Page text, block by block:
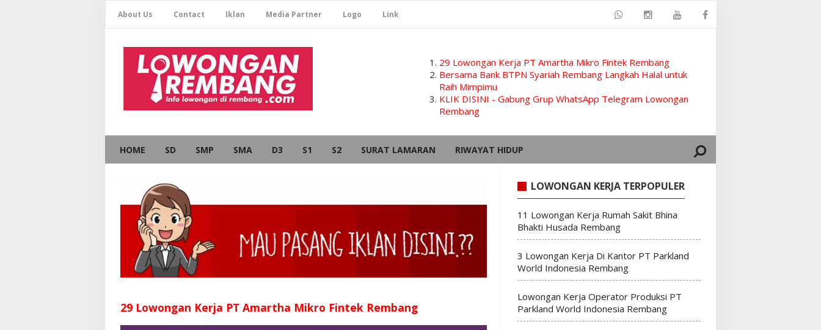
About Us Contact Iklan Media Partner Logo Link
29 Lowongan Kerja PT Amartha Mikro Fintek Rembang
Bersama Bank BTPN Syariah Rembang Langkah Halal untuk
Raih Mimpimu
KLIK DISINI - Gabung Grup WhatsApp Telegram Lowongan
Rembang
HOME SD SMP SMA D3 S1 S2 SURAT LAMARAN RIWAYAT HIDUP
29 Lowongan Kerja PT Amartha Mikro Fintek Rembang
LOWONGAN KERJA TERPOPULER
11 Lowongan Kerja Rumah Sakit Bhina
Bhakti Husada Rembang
3 Lowongan Kerja Di Kantor PT Parkland
World Indonesia Rembang
Lowongan Kerja Operator Produksi PT
Parkland World Indonesia Rembang